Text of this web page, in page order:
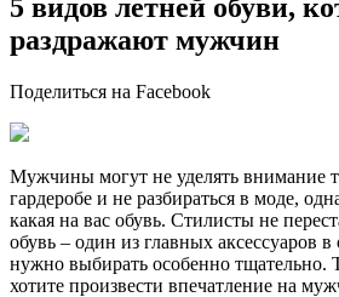
5 видов летней обуви,
раздражают мужчин
Поделиться на Facebook
Мужчины могут не уделять внимание
гардеробе и не разбираться в моде,
какая на вас обувь. Стилисты не
обувь – один из главных аксессуаров
нужно выбирать особенно тщательно.
хотите произвести впечатление на